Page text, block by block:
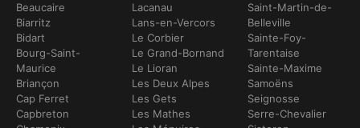
Beaucaire
Biarritz
Bidart
Bourg-Saint-
Maurice
Briançon
Cap Ferret
Capbreton
Lacanau
Lans-en-Vercors
Le Corbier
Le Grand-Bornand
Le Lioran
Les Deux Alpes
Les Gets
Les Mathes
Saint-Martin-de-
Belleville
Sainte-Foy-
Tarentaise
Sainte-Maxime
Samoëns
Seignosse
Serre-Chevalier